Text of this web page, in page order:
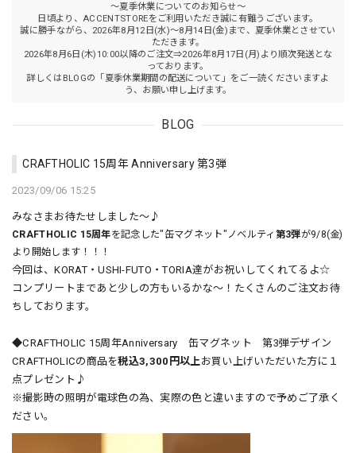
～夏季休業についてのお知らせ～
日頃より、ACCENTSTOREをご利用いただき誠に有難うございます。
誠に勝手ながら、2026年8月12日(水)～8月14日(金)まで、夏季休業とさせてい
ただきます。
2026年8月6日(木)10:00以降のご注文⇒2026年8月17日(月)より順次発送とな
っております。
詳しくはBLOGの「夏季休業期間の配送について」をご一読くださいますよ
う、お願い申し上げます。
BLOG
CRAFTHOLIC 15周年 Anniversary 第3弾
2023/09/06 15:25
みなさまお待たせしました〜♪
CRAFTHOLIC 15周年を記念した"缶マグネット"ノベルティ 第3弾が9/8(金)
より開始します！！！
今回は、KORAT・USHI-FUTO・TORIA達がお祝いしてくれてるよ☆
コンプリートまであと少しの方もいるかな〜！たくさんのご注文お待
ちしております。
◆CRAFTHOLIC 15周年Anniversary 缶マグネット 第3弾デザイン
CRAFTHOLICの商品を税込3,300円以上お買い上げいただいた方に１
点プレゼント♪
※撮影時の照明が電球色の為、実際の色と違いますので予めご了承く
ださい。